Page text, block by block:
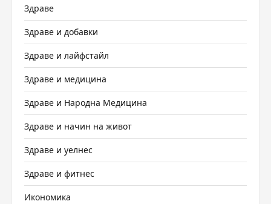
Здраве
Здраве и добавки
Здраве и лайфстайл
Здраве и медицина
Здраве и Народна Медицина
Здраве и начин на живот
Здраве и уелнес
Здраве и фитнес
Икономика